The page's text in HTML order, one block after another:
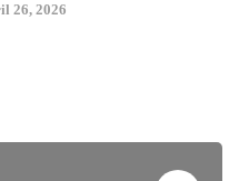
26, 2026